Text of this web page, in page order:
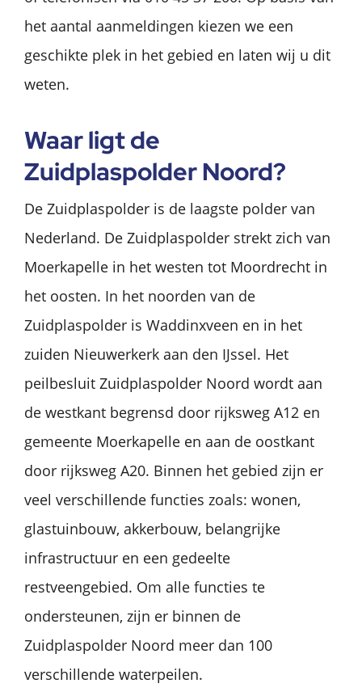
het aantal aanmeldingen kiezen we een
geschikte plek in het gebied en laten wij u dit
weten.
Waar ligt de
Zuidplaspolder Noord?
De Zuidplaspolder is de laagste polder van
Nederland. De Zuidplaspolder strekt zich van
Moerkapelle in het westen tot Moordrecht in
het oosten. In het noorden van de
Zuidplaspolder is Waddinxveen en in het
zuiden Nieuwerkerk aan den IJssel. Het
peilbesluit Zuidplaspolder Noord wordt aan
de westkant begrensd door rijksweg A12 en
gemeente Moerkapelle en aan de oostkant
door rijksweg A20. Binnen het gebied zijn er
veel verschillende functies zoals: wonen,
glastuinbouw, akkerbouw, belangrijke
infrastructuur en een gedeelte
restveengebied. Om alle functies te
ondersteunen, zijn er binnen de
Zuidplaspolder Noord meer dan 100
verschillende waterpeilen.